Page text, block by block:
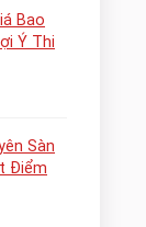
Bao
Ý Thi
Sàn
Điểm